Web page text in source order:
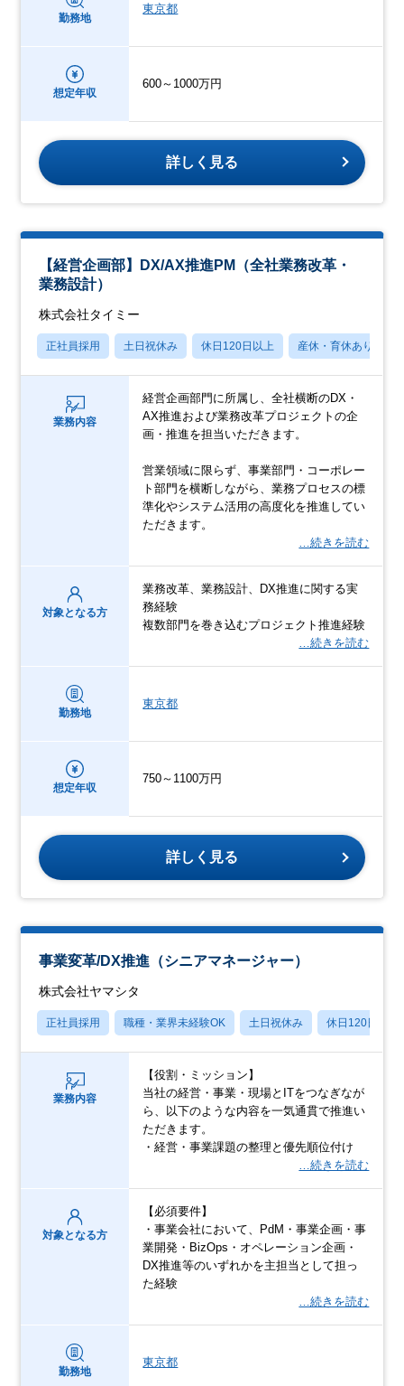
勤務地
東京都
想定年収
600～1000万円
詳しく見る
【経営企画部】DX/AX推進PM（全社業務改革・
業務設計）
株式会社タイミー
正社員採用 土日祝休み 休日120日以上 産休・育休あり
業務内容
経営企画部門に所属し、全社横断のDX・
AX推進および業務改革プロジェクトの企
画・推進を担当いただきます。
営業領域に限らず、事業部門・コーポレー
ト部門を横断しながら、業務プロセスの標
準化やシステム活用の高度化を推進してい
ただきます。
…続きを読む
対象となる方
業務改革、業務設計、DX推進に関する実
務経験
複数部門を巻き込むプロジェクト推進経験
…続きを読む
勤務地
東京都
想定年収
750～1100万円
詳しく見る
事業変革/DX推進（シニアマネージャー）
株式会社ヤマシタ
正社員採用 職種・業界未経験OK 土日祝休み 休日120日以上
業務内容
【役割・ミッション】
当社の経営・事業・現場とITをつなぎなが
ら、以下のような内容を一気通貫で推進い
ただきます。
・経営・事業課題の整理と優先順位付け
…続きを読む
対象となる方
【必須要件】
・事業会社において、PdM・事業企画・事
業開発・BizOps・オペレーション企画・
DX推進等のいずれかを主担当として担っ
た経験
…続きを読む
勤務地
東京都